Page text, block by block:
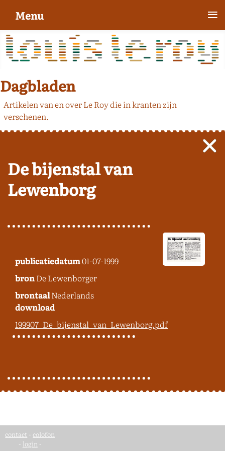
Dagbladen
Artikelen van en over Le Roy die in kranten zijn
verschenen.
De bijenstal van
Lewenborg
publicatiedatum01-07-1999
bronDe Lewenborger
brontaalNederlands
download
199907_De_bijenstal_van_Lewenborg.pdf
contact - colofon
- login -
Menu ≡